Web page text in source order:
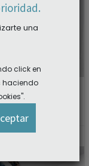
cuentas Ega
una
click en
haciendo